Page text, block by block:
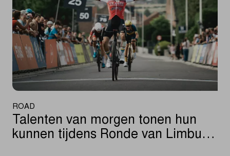
ROAD
Talenten van morgen tonen hun
kunnen tijdens Ronde van Limburg